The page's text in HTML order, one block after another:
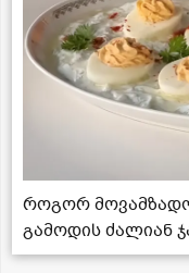
როგორ
გამოდის ძალიან